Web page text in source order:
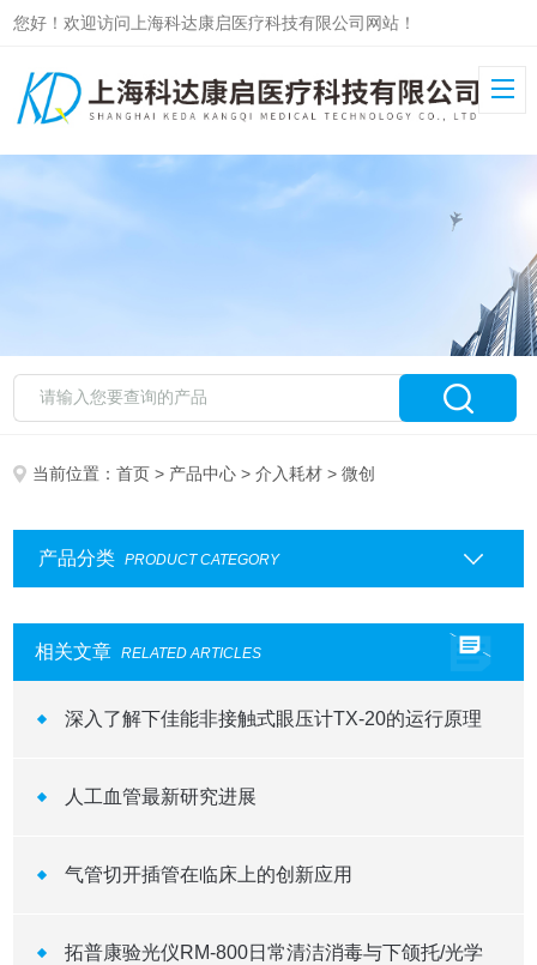
您好！欢迎访问上海科达康启医疗科技有限公司网站！
当前位置：首页 > 产品中心 >介入耗材 > 微创
产品分类 PRODUCT CATEGORY
相关文章 RELATED ARTICLES
深入了解下佳能非接触式眼压计TX-20的运行原理
人工血管最新研究进展
气管切开插管在临床上的创新应用
拓普康验光仪RM-800日常清洁消毒与下颌托/光学